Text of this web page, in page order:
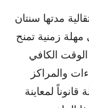
مدتها سنتان
مهلة زمنية تمنح
الوقت الكافي
والمراكز
قانوناً لمعاينة